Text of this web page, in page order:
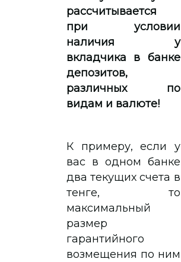
рассчитывается
при условии
наличия у
вкладчика в банке
депозитов,
различных по
видам и валюте!
К примеру, если у
вас в одном банке
два текущих счета в
тенге, то
максимальный
размер
гарантийного
возмещения по ним